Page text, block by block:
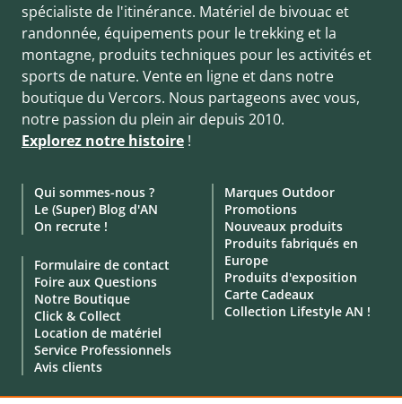
spécialiste de l'itinérance. Matériel de bivouac et
randonnée, équipements pour le trekking et la
montagne, produits techniques pour les activités et
sports de nature. Vente en ligne et dans notre
boutique du Vercors. Nous partageons avec vous,
notre passion du plein air depuis 2010.
Explorez notre histoire !
Qui sommes-nous ?
Le (Super) Blog d'AN
On recrute !
Formulaire de contact
Foire aux Questions
Notre Boutique
Click & Collect
Location de matériel
Service Professionnels
Avis clients
Marques Outdoor
Promotions
Nouveaux produits
Produits fabriqués en
Europe
Produits d'exposition
Carte Cadeaux
Collection Lifestyle AN !